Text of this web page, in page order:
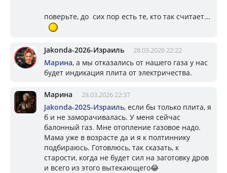
поверьте, до сих пор есть те, кто так считает...
Jakonda-2026-Израиль 28.03.2026 22:22
Марина, а мы отказались от нашего газа у нас
будет индикация плита от электричества.
Марина 28.03.2026 22:37
Jakonda-2025-Израиль, если бы только плита, я
б и не заморачивалась. У меня сейчас
балонный газ. Мне отопление газовое надо.
Мама уже в возрасте да и я к полтиннику
подбираюсь. Готовлюсь, так сказать, к
старости, когда не будет сил на заготовку дров
и всего из этого вытекающего😂